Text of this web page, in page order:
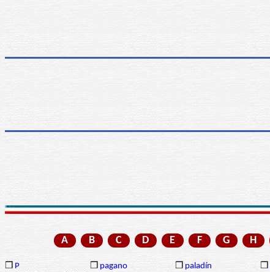
A B C D E F G H
❒ P ❒ pagano ❒ paladín ❒